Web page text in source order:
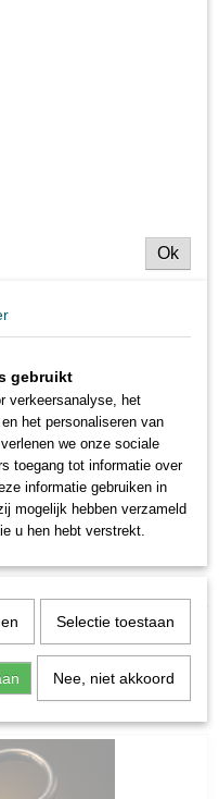
Ok
gebruikt
verkeersanalyse, het
het personaliseren van
we onze sociale
toegang tot informatie over
informatie gebruiken in
mogelijk hebben verzameld
u hen hebt verstrekt.
Selectie toestaan
Nee, niet akkoord